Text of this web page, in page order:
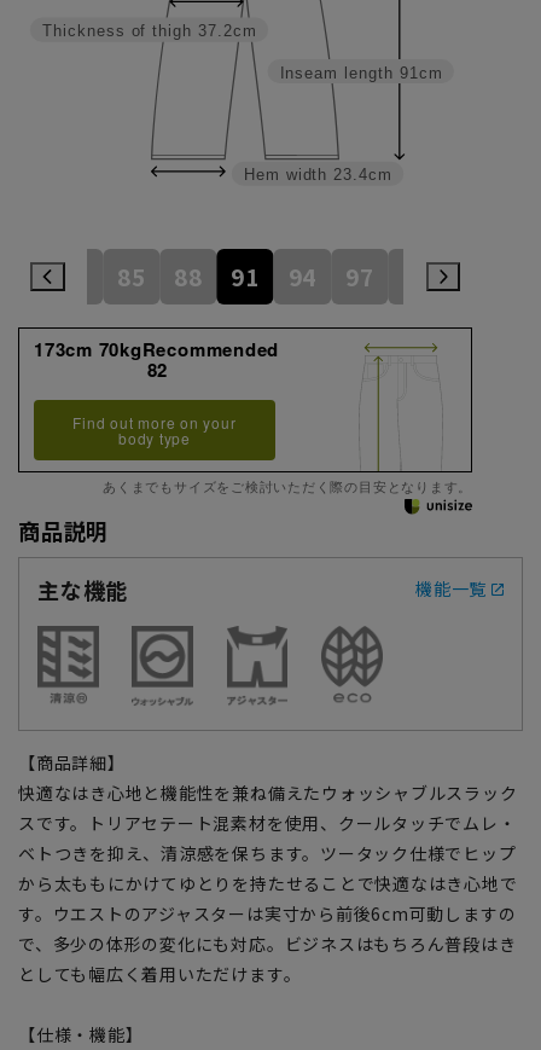
Inseam length 91cm
Hem width 23.4cm
Thickness of thigh 37.2cm
82 85 88 91 94 97 100
173cm 70kgRecommended
82
Find out more on your
body type
あくまでもサイズをご検討いただく際の目安となります。
商品説明
主な機能
機能一覧
【商品詳細】
快適なはき心地と機能性を兼ね備えたウォッシャブルスラック
スです。トリアセテート混素材を使用、クールタッチでムレ・
ベトつきを抑え、清涼感を保ちます。ツータック仕様でヒップ
から太ももにかけてゆとりを持たせることで快適なはき心地で
す。ウエストのアジャスターは実寸から前後6cm可動しますの
で、多少の体形の変化にも対応。ビジネスはもちろん普段はき
としても幅広く着用いただけます。
【仕様・機能】